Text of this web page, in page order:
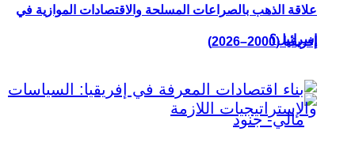
إسرائيل؟
علاقة الذهب بالصراعات المسلحة والاقتصادات الموازية في
إفريقيا (2000–2026)